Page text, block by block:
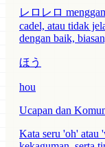
レロレロ
cadel, atau tidak
dengan baik,
ほう
hou
Ucapan dan
Kata seru 'oh' atau